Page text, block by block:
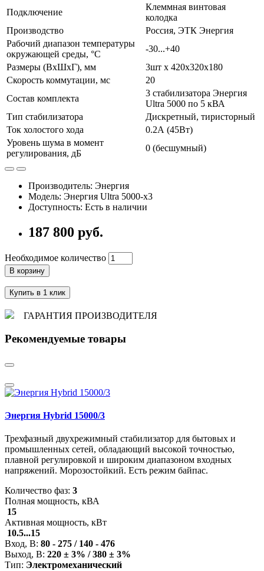
Подключение
Клеммная винтовая
колодка
Производство
Россия, ЭТК Энергия
Рабочий диапазон температуры
окружающей среды, °С
-30...+40
Размеры (ВхШхГ), мм
3шт х 420х320х180
Скорость коммутации, мс
20
Состав комплекта
3 стабилизатора Энергия
Ultra 5000 по 5 кВА
Тип стабилизатора
Дискретный, тиристорный
Ток холостого хода
0.2А (45Вт)
Уровень шума в момент
регулирования, дБ
0 (бесшумный)
Производитель: Энергия
Модель: Энергия Ultra 5000-x3
Доступность: Есть в наличии
187 800 руб.
Необходимое количество
В корзину
Купить в 1 клик
ГАРАНТИЯ ПРОИЗВОДИТЕЛЯ
Рекомендуемые товары
Энергия Hybrid 15000/3
Трехфазный двухрежимный стабилизатор для бытовых и
промышленных сетей, обладающий высокой точностью,
плавной регулировкой и широким диапазоном входных
напряжений. Морозостойкий. Есть режим байпас.
Количество фаз: 3
Полная мощность, кВА
15
Активная мощность, кВт
10.5...15
Вход, В: 80 - 275 / 140 - 476
Выход, В: 220 ± 3% / 380 ± 3%
Тип: Электромеханический